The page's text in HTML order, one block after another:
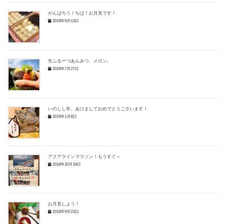
がんばろう！ちば！お月見です！
2019年9月13日
生ふるーつあんみつ、メロン。
2019年7月27日
いのしし年、あけましておめでとうございます！
2019年1月8日
アクアラインマラソン！もうすぐ～
2018年10月18日
お月見しよう！
2018年9月23日